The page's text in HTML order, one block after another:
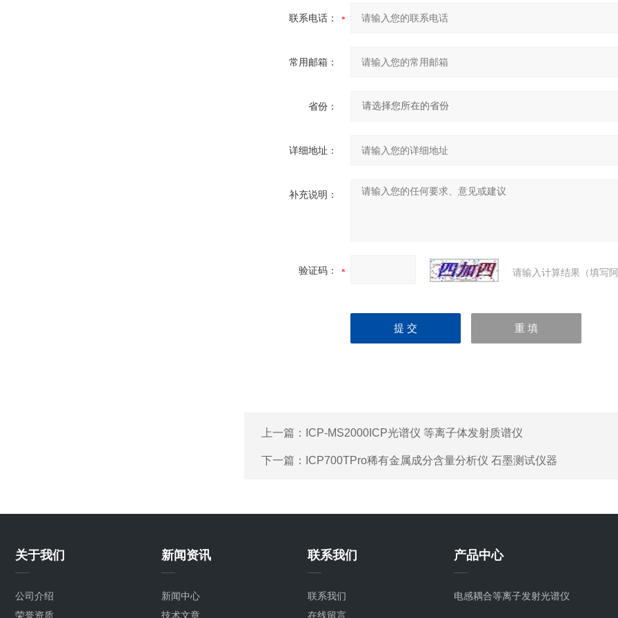
联系电话：
常用邮箱：
省份：
详细地址：
补充说明：
验证码： 请输入计算结果（填写
上一篇： ICP-MS2000ICP光谱仪 等离子体发射质谱仪
下一篇： ICP700TPro稀有金属成分含量分析仪 石墨测试仪器
关于我们
公司介绍
荣誉资质
新闻资讯
新闻中心
技术文章
联系我们
联系我们
在线留言
产品中心
电感耦合等离子发射光谱仪